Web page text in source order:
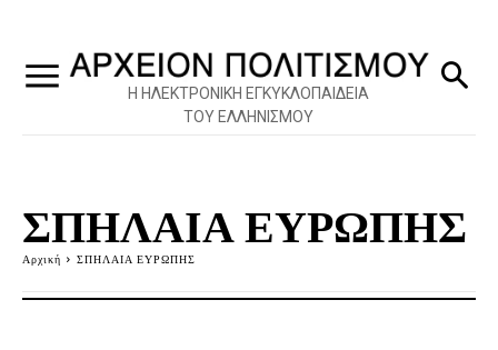
Η ΗΛΕΚΤΡΟΝΙΚΗ ΕΓΚΥΚΛΟΠΑΙΔΕΙΑ
ΤΟΥ ΕΛΛΗΝΙΣΜΟΥ
ΣΠΗΛΑΙΑ ΕΥΡΩΠΗΣ
Αρχική ΣΠΗΛΑΙΑ ΕΥΡΩΠΗΣ